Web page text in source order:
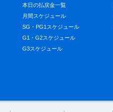
本日の払戻金一覧
月間スケジュール
SG・PG1スケジュール
G1・G2スケジュール
G3スケジュール